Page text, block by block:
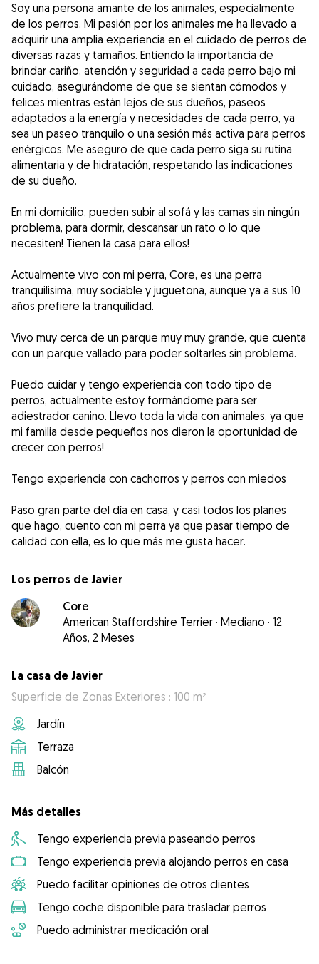
Soy una persona amante de los animales, especialmente
de los perros. Mi pasión por los animales me ha llevado a
adquirir una amplia experiencia en el cuidado de perros de
diversas razas y tamaños. Entiendo la importancia de
brindar cariño, atención y seguridad a cada perro bajo mi
cuidado, asegurándome de que se sientan cómodos y
felices mientras están lejos de sus dueños, paseos
adaptados a la energía y necesidades de cada perro, ya
sea un paseo tranquilo o una sesión más activa para perros
enérgicos. Me aseguro de que cada perro siga su rutina
alimentaria y de hidratación, respetando las indicaciones
de su dueño.
En mi domicilio, pueden subir al sofá y las camas sin ningún
problema, para dormir, descansar un rato o lo que
necesiten! Tienen la casa para ellos!
Actualmente vivo con mi perra, Core, es una perra
tranquilisima, muy sociable y juguetona, aunque ya a sus 10
años prefiere la tranquilidad.
Vivo muy cerca de un parque muy muy grande, que cuenta
con un parque vallado para poder soltarles sin problema.
Puedo cuidar y tengo experiencia con todo tipo de
perros, actualmente estoy formándome para ser
adiestrador canino. Llevo toda la vida con animales, ya que
mi familia desde pequeños nos dieron la oportunidad de
crecer con perros!
Tengo experiencia con cachorros y perros con miedos
Paso gran parte del día en casa, y casi todos los planes
que hago, cuento con mi perra ya que pasar tiempo de
Los perros de Javier
Core
American Staffordshire Terrier · Mediano · 12
Años, 2 Meses
La casa de Javier
Superficie de Zonas Exteriores : 100 m²
Jardín
Terraza
Balcón
Más detalles
Tengo experiencia previa paseando perros
Tengo experiencia previa alojando perros en casa
Puedo facilitar opiniones de otros clientes
Tengo coche disponible para trasladar perros
Puedo administrar medicación oral